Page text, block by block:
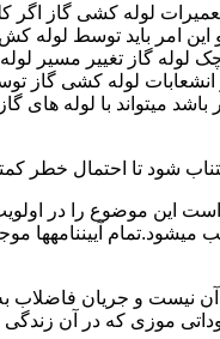
لوله کشی گاز اگر
این امر باید توسط لوله
گاز تغییر مسیر
انشعابات لوله کشی گاز
میتواند با لوله های
شود تا احتمال خطر
این موضوع را در
میشود.تمام
و جریان فاضلاب
موزی که در آن زندگی